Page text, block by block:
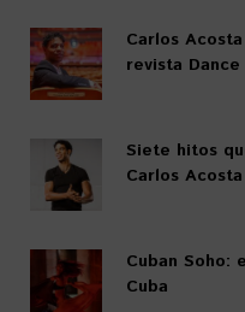
Carlos
revista
Siete hitos
Carlos Acosta
Cuban Soho:
Cuba